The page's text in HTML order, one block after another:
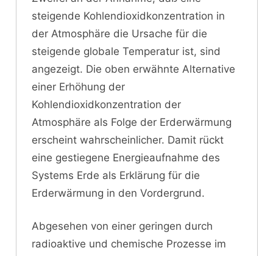
steigende Kohlendioxidkonzentration in
der Atmosphäre die Ursache für die
steigende globale Temperatur ist, sind
angezeigt. Die oben erwähnte Alternative
einer Erhöhung der
Kohlendioxidkonzentration der
Atmosphäre als Folge der Erderwärmung
erscheint wahrscheinlicher. Damit rückt
eine gestiegene Energieaufnahme des
Systems Erde als Erklärung für die
Erderwärmung in den Vordergrund.
Abgesehen von einer geringen durch
radioaktive und chemische Prozesse im